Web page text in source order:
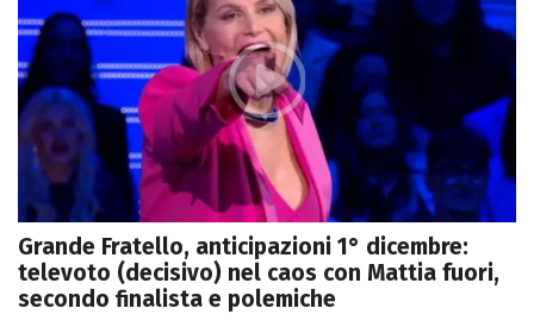
Grande Fratello, anticipazioni 1° dicembre:
televoto (decisivo) nel caos con Mattia fuori,
secondo finalista e polemiche